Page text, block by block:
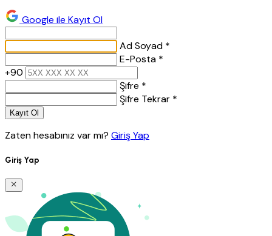
Google ile Kayıt Ol
Ad Soyad *
E-Posta *
+90
Şifre *
Şifre Tekrar *
Kayıt Ol
Zaten hesabınız var mı? Giriş Yap
Giriş Yap